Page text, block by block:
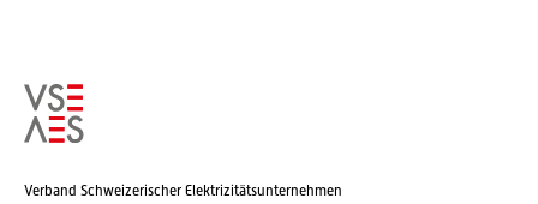
Verband Schweizerischer Elektrizitätsunternehmen